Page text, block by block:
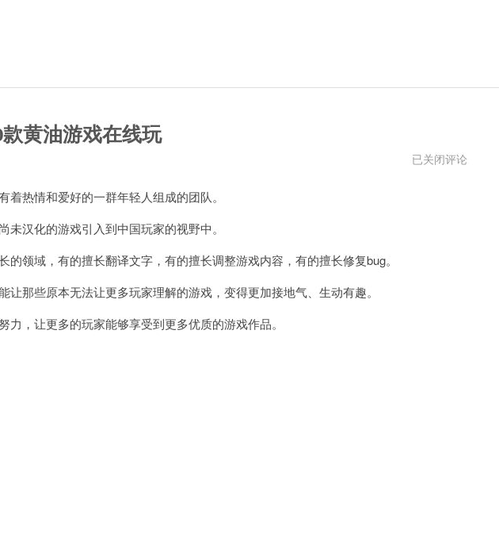
黄油游戏在线玩
桃
已关闭评论
热情和爱好的一群年轻人组成的团队。
汉化的游戏引入到中国玩家的视野中。
领域，有的擅长翻译文字，有的擅长调整游戏内容，有的擅长修复bug。
那些原本无法让更多玩家理解的游戏，变得更加接地气、生动有趣。
，让更多的玩家能够享受到更多优质的游戏作品。